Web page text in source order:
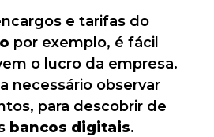
e tarifas do
por exemplo, é fácil
o lucro da empresa.
necessário observar
para descobrir de
bancos digitais.